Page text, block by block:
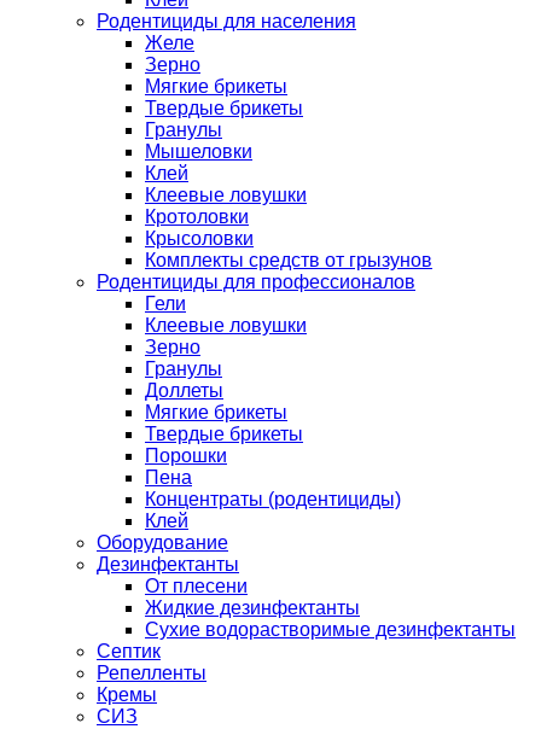
Родентициды для населения
Желе
Зерно
Мягкие брикеты
Твердые брикеты
Гранулы
Мышеловки
Клей
Клеевые ловушки
Кротоловки
Крысоловки
Комплекты средств от грызунов
Родентициды для профессионалов
Гели
Клеевые ловушки
Зерно
Гранулы
Доллеты
Мягкие брикеты
Твердые брикеты
Порошки
Пена
Концентраты (родентициды)
Клей
Оборудование
Дезинфектанты
От плесени
Жидкие дезинфектанты
Сухие водорастворимые дезинфектанты
Септик
Репелленты
Кремы
СИЗ